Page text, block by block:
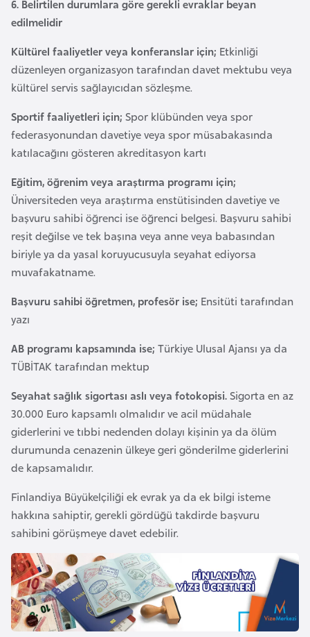
6. Belirtilen durumlara göre gerekli evraklar beyan
edilmelidir
Kültürel faaliyetler veya konferanslar için; Etkinliği
düzenleyen organizasyon tarafından davet mektubu veya
kültürel servis sağlayıcıdan sözleşme.
Sportif faaliyetleri için; Spor klübünden veya spor
federasyonundan davetiye veya spor müsabakasında
katılacağını gösteren akreditasyon kartı
Eğitim, öğrenim veya araştırma programı için;
Üniversiteden veya araştırma enstütisinden davetiye ve
başvuru sahibi öğrenci ise öğrenci belgesi. Başvuru sahibi
reşit değilse ve tek başına veya anne veya babasından
biriyle ya da yasal koruyucusuyla seyahat ediyorsa
muvafakatname.
Başvuru sahibi öğretmen, profesör ise; Ensitüti tarafından
yazı
AB programı kapsamında ise; Türkiye Ulusal Ajansı ya da
TÜBİTAK tarafından mektup
Seyahat sağlık sigortası aslı veya fotokopisi.Sigorta en az
30.000 Euro kapsamlı olmalıdır ve acil müdahale
giderlerini ve tıbbi nedenden dolayı kişinin ya da ölüm
durumunda cenazenin ülkeye geri gönderilme giderlerini
de kapsamalıdır.
Finlandiya Büyükelçiliği ek evrak ya da ek bilgi isteme
hakkına sahiptir, gerekli gördüğü takdirde başvuru
sahibini görüşmeye davet edebilir.
F
a
s
o
a
d
Ç
e
k
C
u
m
u
r
i
y
t
i
C
e
z
a
y
r
C
i